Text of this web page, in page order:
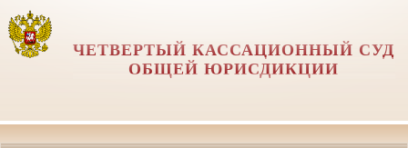
ЧЕТВЕРТЫЙ КАССАЦИОННЫЙ СУД
ОБЩЕЙ ЮРИСДИКЦИИ